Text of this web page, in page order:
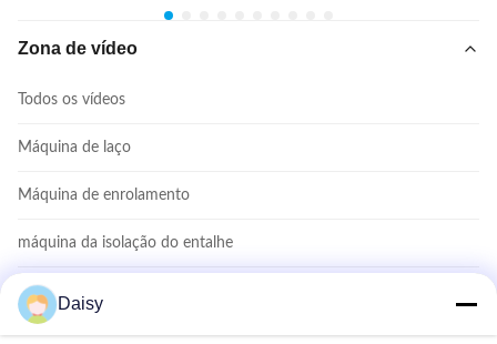
Zona de vídeo
Todos os vídeos
Máquina de laço
Máquina de enrolamento
máquina da isolação do entalhe
máquina de inserção de bobinas
Máquina de formar bobinas
Daisy